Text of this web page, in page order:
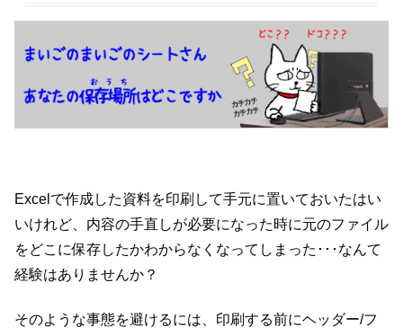
Excelで作成した資料を印刷して手元に置いておいたはい
いけれど、内容の手直しが必要になった時に元のファイル
をどこに保存したかわからなくなってしまった･･･なんて
経験はありませんか？
そのような事態を避けるには、印刷する前にヘッダー/フ